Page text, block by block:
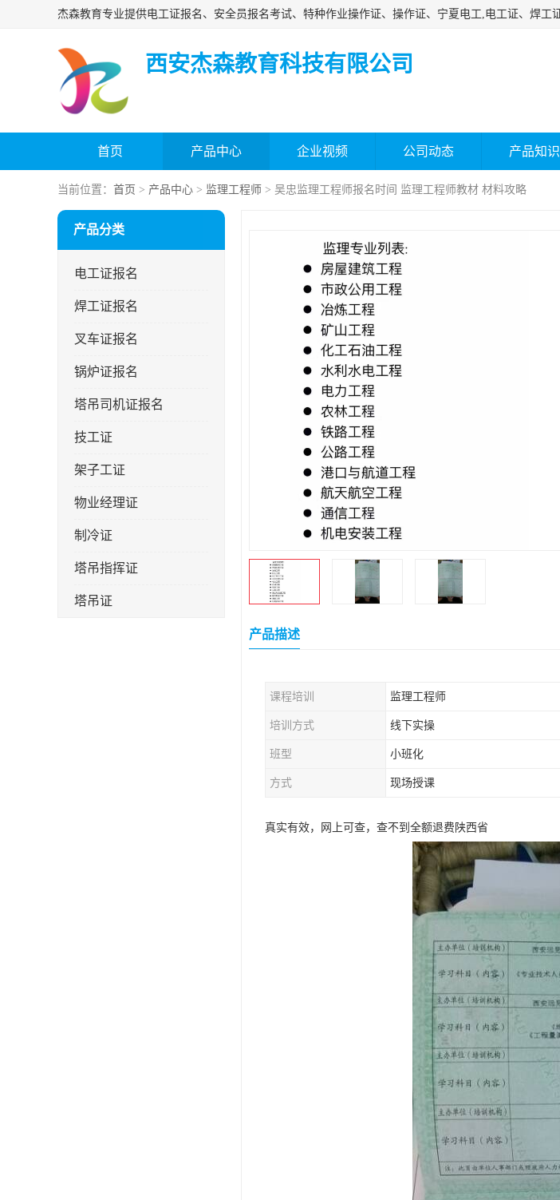
西安杰森教育科技有限公司
首页 产品中心 企业视频 公司动态 产品知识
当前位置： 首页 > 产品中心 > 监理工程师 > 吴忠监理工程师报名时间 监理工程师教材 材料攻略
产品分类
电工证报名
焊工证报名
叉车证报名
锅炉证报名
塔吊司机证报名
技工证
架子工证
物业经理证
制冷证
塔吊指挥证
塔吊证
产品描述
课程培训 监理工程师
培训方式 线下实操
班型 小班化
方式 现场授课
真实有效，网上可查，查不到全额退费陕西省